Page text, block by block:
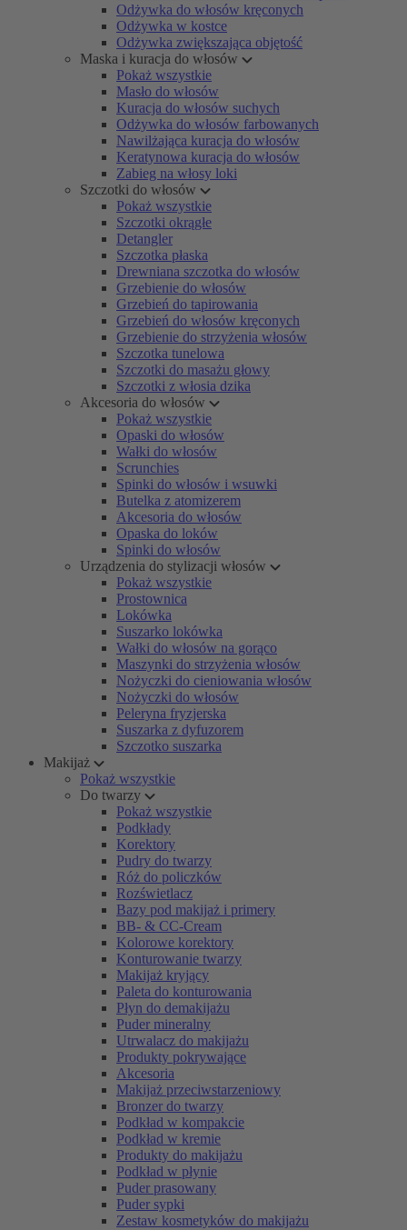
Odżywka do włosów kręconych
Odżywka w kostce
Odżywka zwiększająca objętość
Maska i kuracja do włosów
Pokaż wszystkie
Masło do włosów
Kuracja do włosów suchych
Odżywka do włosów farbowanych
Nawilżająca kuracja do włosów
Keratynowa kuracja do włosów
Zabieg na włosy loki
Szczotki do włosów
Pokaż wszystkie
Szczotki okrągłe
Detangler
Szczotka płaska
Drewniana szczotka do włosów
Grzebienie do włosów
Grzebień do tapirowania
Grzebień do włosów kręconych
Grzebienie do strzyżenia włosów
Szczotka tunelowa
Szczotki do masażu głowy
Szczotki z włosia dzika
Akcesoria do włosów
Pokaż wszystkie
Opaski do włosów
Wałki do włosów
Scrunchies
Spinki do włosów i wsuwki
Butelka z atomizerem
Akcesoria do włosów
Opaska do loków
Spinki do włosów
Urządzenia do stylizacji włosów
Pokaż wszystkie
Prostownica
Lokówka
Suszarko lokówka
Wałki do włosów na gorąco
Maszynki do strzyżenia włosów
Nożyczki do cieniowania włosów
Nożyczki do włosów
Peleryna fryzjerska
Suszarka z dyfuzorem
Szczotko suszarka
Makijaż
Pokaż wszystkie
Do twarzy
Pokaż wszystkie
Podkłady
Korektory
Pudry do twarzy
Róż do policzków
Rozświetlacz
Bazy pod makijaż i primery
BB- & CC-Cream
Kolorowe korektory
Konturowanie twarzy
Makijaż kryjący
Paleta do konturowania
Płyn do demakijażu
Puder mineralny
Utrwalacz do makijażu
Produkty pokrywające
Akcesoria
Makijaż przeciwstarzeniowy
Bronzer do twarzy
Podkład w kompakcie
Podkład w kremie
Produkty do makijażu
Podkład w płynie
Puder prasowany
Puder sypki
Zestaw kosmetyków do makijażu